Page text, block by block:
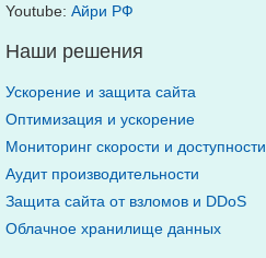
Youtube: Айри РФ
Наши решения
Ускорение и защита сайта
Оптимизация и ускорение
Мониторинг скорости и доступности
Аудит производительности
Защита сайта от взломов и DDoS
Облачное хранилище данных